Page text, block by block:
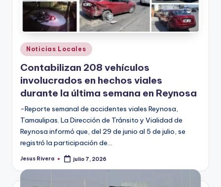
Publicado
en
Noticias Locales
Contabilizan 208 vehículos
involucrados en hechos viales
durante la última semana en Reynosa
-Reporte semanal de accidentes viales Reynosa,
Tamaulipas. La Dirección de Tránsito y Vialidad de
Reynosa informó que, del 29 de junio al 5 de julio, se
registró la participación de…
Publicado
Jesus Rivera julio 7, 2026